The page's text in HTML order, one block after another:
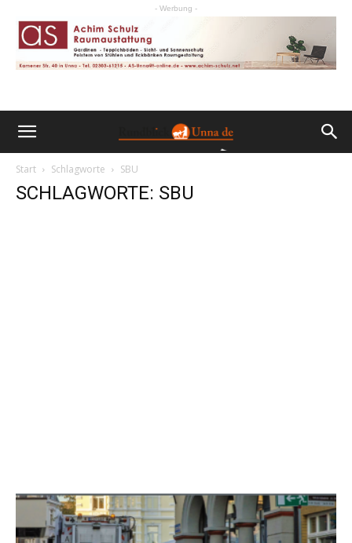
- Werbung -
Start Schlagworte SBU
SCHLAGWORTE: SBU